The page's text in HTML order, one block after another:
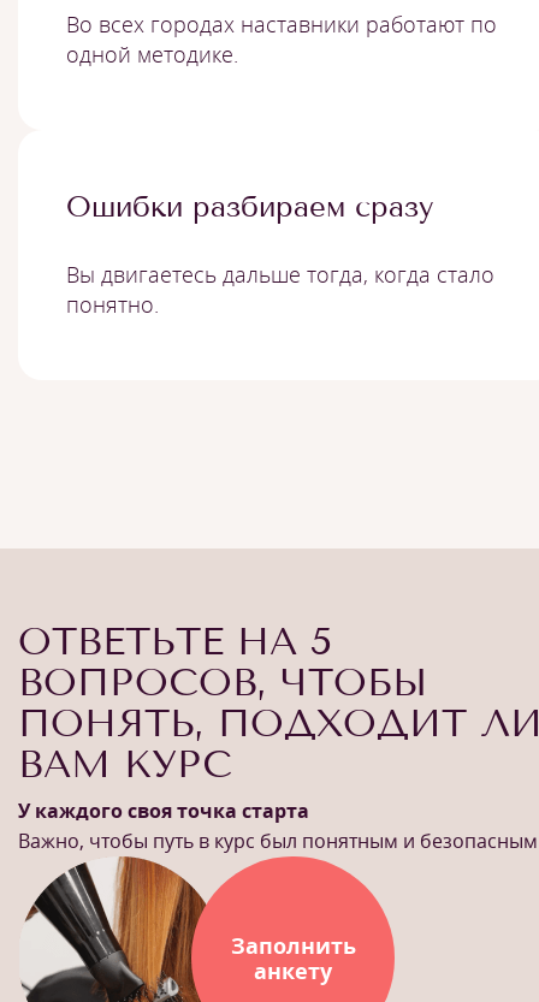
Во всех городах наставники работают по
одной методике.
Ошибки разбираем сразу
Вы двигаетесь дальше тогда, когда стало
понятно.
ОТВЕТЬТЕ НА 5
ВОПРОСОВ, ЧТОБЫ
ПОНЯТЬ, ПОДХОДИТ
ВАМ КУРС
У каждого своя точка старта
Важно, чтобы путь в курс был понятным и безопасным
Заполнить
анкету